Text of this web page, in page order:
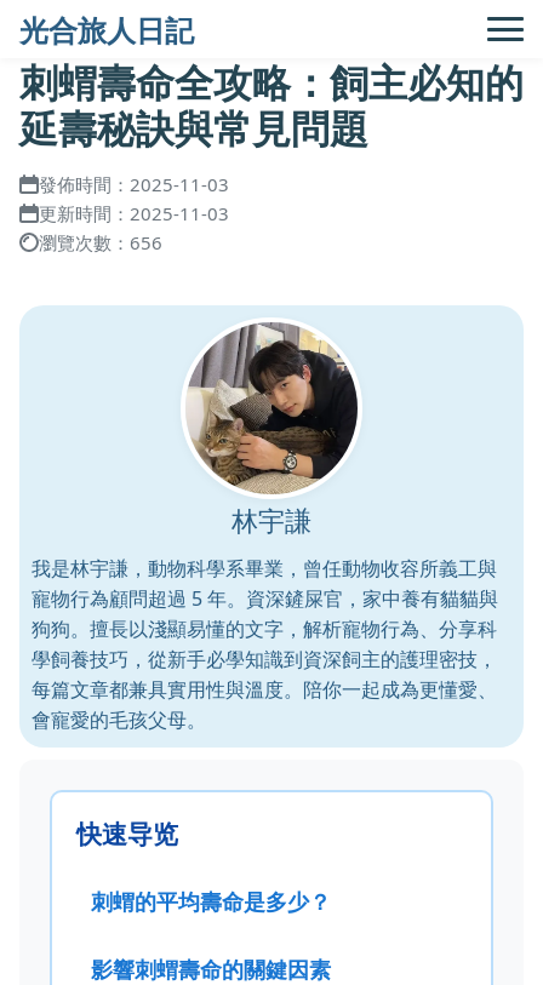
光合旅人日記
刺蝟壽命全攻略：飼主必知的
延壽秘訣與常見問題
發佈時間：2025-11-03
更新時間：2025-11-03
瀏覽次數：656
林宇謙
我是林宇謙，動物科學系畢業，曾任動物收容所義工與
寵物行為顧問超過 5 年。資深鏟屎官，家中養有貓貓與
狗狗。擅長以淺顯易懂的文字，解析寵物行為、分享科
學飼養技巧，從新手必學知識到資深飼主的護理密技，
每篇文章都兼具實用性與溫度。陪你一起成為更懂愛、
會寵愛的毛孩父母。
快速导览
刺蝟的平均壽命是多少？
影響刺蝟壽命的關鍵因素